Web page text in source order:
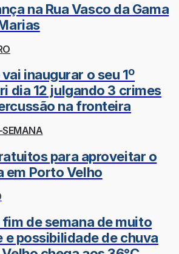
na Rua Vasco da Gama
inaugurar o seu 1º
dia 12 julgando 3 crimes
na fronteira
SEMANA
para aproveitar o
em Porto Velho
de semana de muito
possibilidade de chuva